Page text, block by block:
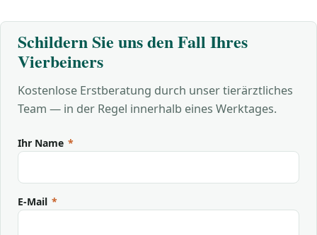
Schildern Sie uns den Fall Ihres
Vierbeiners
Kostenlose Erstberatung durch unser tierärztliches
Team — in der Regel innerhalb eines Werktages.
Ihr Name *
E-Mail *